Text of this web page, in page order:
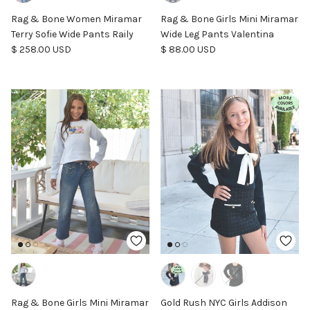
Rag & Bone Women Miramar
Terry Sofie Wide Pants Raily
Precio normal
$ 258.00 USD
Rag & Bone Girls Mini Miramar
Wide Leg Pants Valentina
Precio normal
$ 88.00 USD
Rag & Bone Girls Mini Miramar
Gold Rush NYC Girls Addison